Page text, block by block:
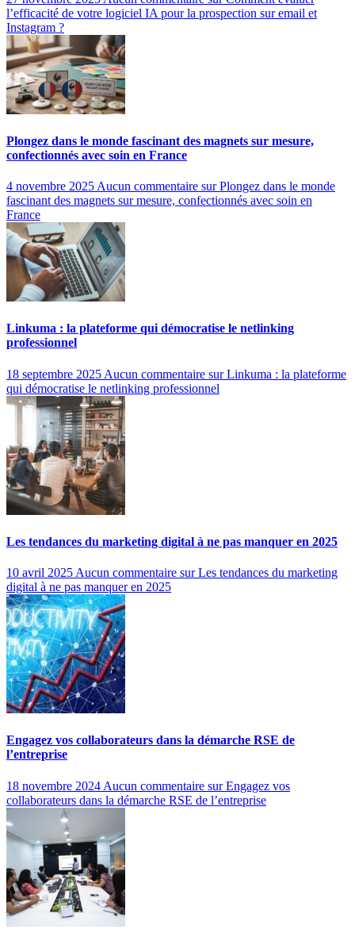
l’efficacité de votre logiciel IA pour la prospection sur email et
Instagram ?
Plongez dans le monde fascinant des magnets sur mesure,
confectionnés avec soin en France
4 novembre 2025 Aucun commentaire sur Plongez dans le monde
fascinant des magnets sur mesure, confectionnés avec soin en
France
Linkuma : la plateforme qui démocratise le netlinking
professionnel
18 septembre 2025 Aucun commentaire sur Linkuma : la plateforme
qui démocratise le netlinking professionnel
Les tendances du marketing digital à ne pas manquer en 2025
10 avril 2025 Aucun commentaire sur Les tendances du marketing
digital à ne pas manquer en 2025
Engagez vos collaborateurs dans la démarche RSE de
l’entreprise
18 novembre 2024 Aucun commentaire sur Engagez vos
collaborateurs dans la démarche RSE de l’entreprise